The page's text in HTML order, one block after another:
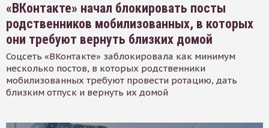
«ВКонтакте» начал блокировать посты
родственников мобилизованных, в которых
они требуют вернуть близких домой
Соцсеть «ВКонтакте» заблокировала как минимум
несколько постов, в которых родственники
мобилизованных требуют провести ротацию, дать
близким отпуск и вернуть их домой